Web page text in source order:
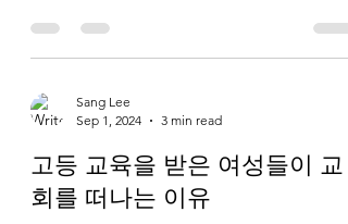
wont-always-solve-men...
Sang Lee
Sep 1, 2024
3 min read
고등 교육을 받은 여성들이 교
회를 떠나는 이유